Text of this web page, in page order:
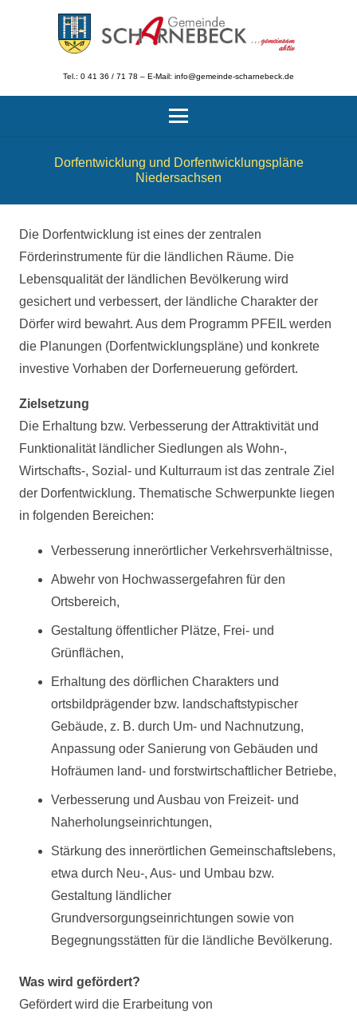
Tel.: 0 41 36 / 71 78 – E-Mail: info@gemeinde-scharnebeck.de
Dorfentwicklung und Dorfentwicklungspläne
Niedersachsen
Die Dorfentwicklung ist eines der zentralen
Förderinstrumente für die ländlichen Räume. Die
Lebensqualität der ländlichen Bevölkerung wird
gesichert und verbessert, der ländliche Charakter der
Dörfer wird bewahrt. Aus dem Programm PFEIL werden
die Planungen (Dorfentwicklungspläne) und konkrete
investive Vorhaben der Dorferneuerung gefördert.
Zielsetzung
Die Erhaltung bzw. Verbesserung der Attraktivität und
Funktionalität ländlicher Siedlungen als Wohn-,
Wirtschafts-, Sozial- und Kulturraum ist das zentrale Ziel
der Dorfentwicklung. Thematische Schwerpunkte liegen
in folgenden Bereichen:
Verbesserung innerörtlicher Verkehrsverhältnisse,
Abwehr von Hochwassergefahren für den
Ortsbereich,
Gestaltung öffentlicher Plätze, Frei- und
Grünflächen,
Erhaltung des dörflichen Charakters und
ortsbildprägender bzw. landschaftstypischer
Gebäude, z. B. durch Um- und Nachnutzung,
Anpassung oder Sanierung von Gebäuden und
Hofräumen land- und forstwirtschaftlicher Betriebe,
Verbesserung und Ausbau von Freizeit- und
Naherholungseinrichtungen,
Stärkung des innerörtlichen Gemeinschaftslebens,
etwa durch Neu-, Aus- und Umbau bzw.
Gestaltung ländlicher
Grundversorgungseinrichtungen sowie von
Begegnungsstätten für die ländliche Bevölkerung.
Was wird gefördert?
Gefördert wird die Erarbeitung von